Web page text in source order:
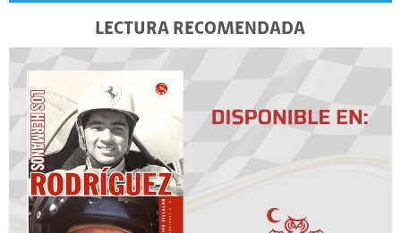
LECTURA RECOMENDADA